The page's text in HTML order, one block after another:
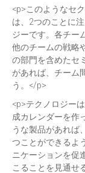
<p>このようなセ
は、2つのことに
ジーです。各チー
他のチームの戦略
の部門を含めたセ
があれば、チーム
う。</p>
<p>テクノロジー
成カレンダーを作
うな製品があれば
つことができるよ
ニケーションを促
こることを見通せ